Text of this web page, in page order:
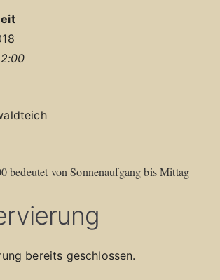
bedeutet von Sonnenaufgang bis Mittag
bereits geschlossen.